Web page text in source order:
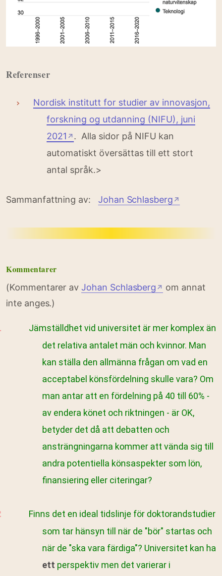
Referenser
Nordisk institutt for studier av innovasjon,
forskning og utdanning (NIFU), juni
2021 ↗ . Alla sidor på NIFU kan
automatiskt översättas till ett stort
antal språk.>
Sammanfattning av: Johan Schlasberg ↗
Kommentarer
(Kommentarer avJohan Schlasberg ↗ om annat
inte anges.)
Jämställdhet vid universitet är mer komplex än
det relativa antalet män och kvinnor. Man
kan ställa den allmänna frågan om vad en
acceptabel könsfördelning skulle vara? Om
man antar att en fördelning på 40 till 60% -
av endera könet och riktningen - är OK,
betyder det då att debatten och
ansträngningarna kommer att vända sig till
andra potentiella könsaspekter som lön,
finansiering eller citeringar?
Finns det en ideal tidslinje för doktorandstudier
som tar hänsyn till när de "bör" startas och
när de "ska vara färdiga"? Universitet kan ha
ett perspektiv men det varierar i